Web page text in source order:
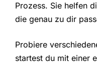
Prozess. Sie helfen
die genau zu dir
Probiere
startest du mit einer